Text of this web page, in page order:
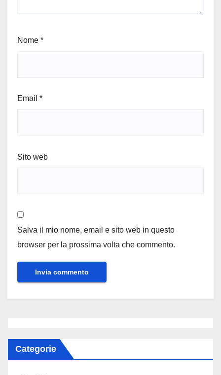
Nome *
Email *
Sito web
Salva il mio nome, email e sito web in questo
browser per la prossima volta che commento.
Categorie